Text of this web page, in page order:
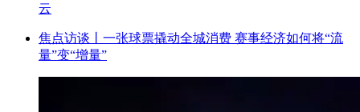
云
焦点访谈丨一张球票撬动全城消费 赛事经济如何将“流
量”变“增量”